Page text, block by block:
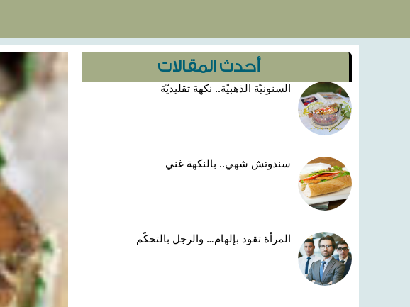
أحدث المقالات
السنونيّة الذهبيّة.. نكهة تقليديّة
سندوتش شهي.. بالنكهة غني
المرأة تقود بإلهام… والرجل بالتحكّم